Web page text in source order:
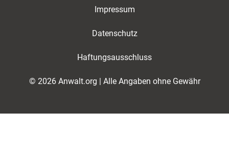
Impressum
Datenschutz
Haftungsausschluss
© 2026 Anwalt.org | Alle Angaben ohne Gewähr